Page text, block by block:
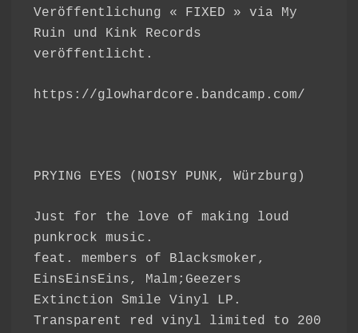
Veröffentlichung « FIXED » via My
Ruin und Kink Records
veröffentlicht.
https://glowhardcore.bandcamp.com/
PRYING EYES (NOISY PUNK, Würzburg)
Just for the love of making loud
punkrock music.
feat. members of Blacksmoker,
EinsEinsEins, Malm;Geezers
Extinction Smile Vinyl LP.
Transparent red vinyl limited to 200